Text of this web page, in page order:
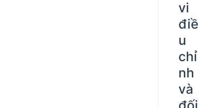
vi
điề
u
chỉ
nh
và
đối